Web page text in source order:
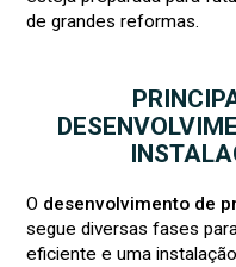
de grandes reformas.
O desenvolvimento de
segue diversas fases
eficiente e uma